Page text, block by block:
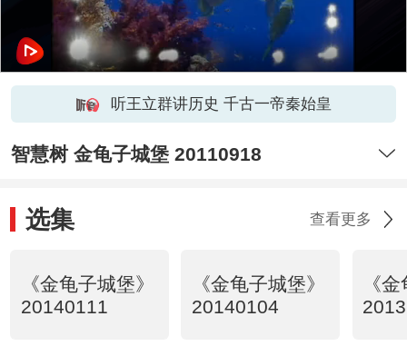
听王立群讲历史 千古一帝秦始皇
智慧树 金龟子城堡 20110918
选集 查看更多
《金龟子城堡》
20140111
《金龟子城堡》
20140104
《